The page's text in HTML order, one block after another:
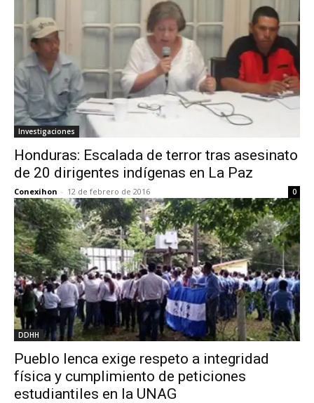
Investigaciones
Honduras: Escalada de terror tras asesinato
de 20 dirigentes indígenas en La Paz
Conexihon - 12 de febrero de 2016 0
DDHH
Pueblo lenca exige respeto a integridad
física y cumplimiento de peticiones
estudiantiles en la UNAG